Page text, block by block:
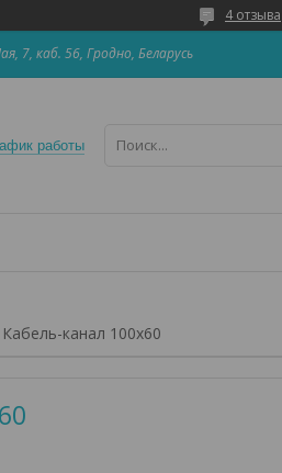
4 отзыва
7, каб. 56, Гродно, Беларусь
работы
Кабель-канал 100х60